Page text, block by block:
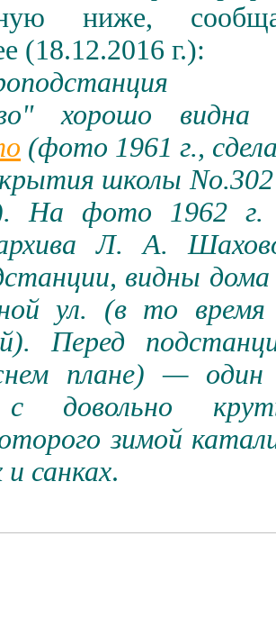
ниже,
(18.12.2016 г.):
хорошо видна
(фото 1961 г.,
школыNo.
На фото 1962 г.
Л.
А.
видны дома
ул. (в то
Перед
плане) — один
с довольно
зимой
санках.